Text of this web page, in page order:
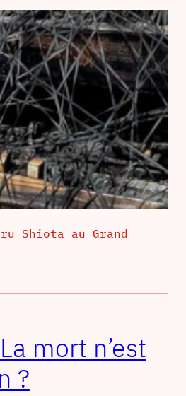
Shiota au Grand
mort n’est
?